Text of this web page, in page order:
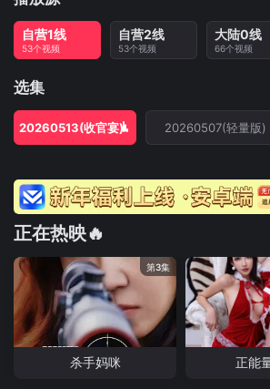
自营1线
53个视频
自营2线
53个视频
大陆0线
66个视频
选集
20260513(收官宴) 20260507(轻量版)
正在热映🔥
第3集
杀手妈咪 正能